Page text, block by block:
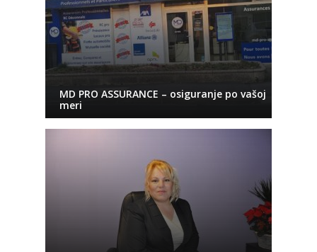
MD PRO ASSURANCE – osiguranje po vašoj
meri